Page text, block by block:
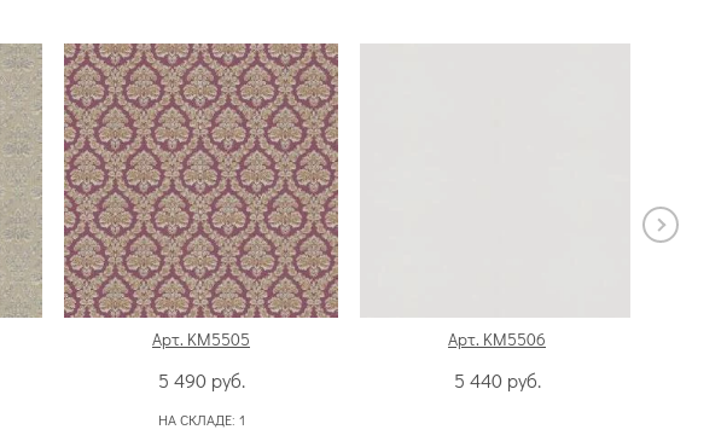
Арт. KM5505
5 490 руб.
НА СКЛАДЕ: 1
Арт. KM5506
5 440 руб.